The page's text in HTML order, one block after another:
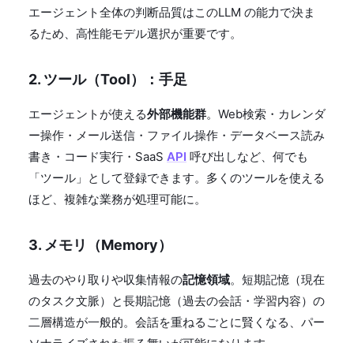
エージェント全体の判断品質はこのLLM の能力で決ま
るため、高性能モデル選択が重要です。
2. ツール（Tool）：手足
エージェントが使える外部機能群。Web検索・カレンダ
ー操作・メール送信・ファイル操作・データベース読み
書き・コード実行・SaaS API 呼び出しなど、何でも
「ツール」として登録できます。多くのツールを使える
ほど、複雑な業務が処理可能に。
3. メモリ（Memory）
過去のやり取りや収集情報の記憶領域。短期記憶（現在
のタスク文脈）と長期記憶（過去の会話・学習内容）の
二層構造が一般的。会話を重ねるごとに賢くなる、パー